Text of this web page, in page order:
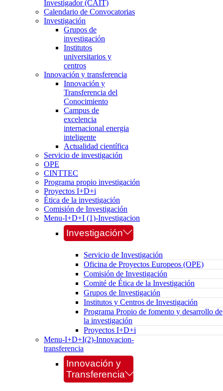
Investigador (CAIT)
Calendario de Convocatorias
Investigación
Grupos de
investigación
Institutos
universitarios y
centros
Innovación y transferencia
Innovación y
Transferencia del
Conocimiento
Campus de
excelencia
internacional energia
inteligente
Actualidad científica
Servicio de investigación
OPE
CINTTEC
Programa propio investigación
Proyectos I+D+i
Ética de la investigación
Comisión de Investigación
Menu-I+D+I (1)-Investigacion
Investigación
Servicio de Investigación
Oficina de Proyectos Europeos (OPE)
Comisión de Investigación
Comité de Ética de la Investigación
Grupos de Investigación
Institutos y Centros de Investigación
Programa Propio de fomento y desarrollo de
la investigación
Proyectos I+D+i
Menu-I+D+I(2)-Innovacion-
transferencia
Innovación y
Transferencia